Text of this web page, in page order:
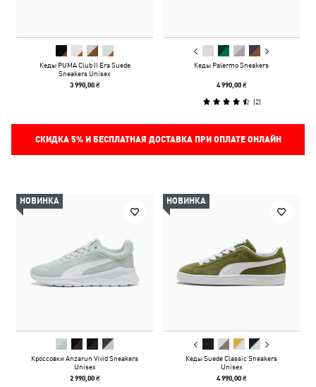
Кеды PUMA Club II Era Suede
Sneakers Unisex
3 990,00 ₴
Кеды Palermo Sneakers
4 990,00 ₴
(2)
СКИДКА 5%И БЕСПЛАТНАЯ ДОСТАВКА ПРИ ОПЛАТЕ ОНЛАЙН
НОВИНКА
Кроссовки Anzarun Vivid Sneakers
Unisex
2 990,00 ₴
НОВИНКА
Кеды Suede Classic Sneakers
Unisex
4 990,00 ₴